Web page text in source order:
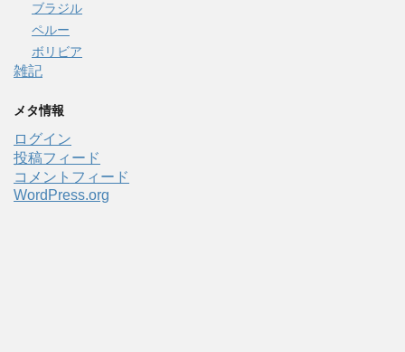
ブラジル
ペルー
ボリビア
雑記
メタ情報
ログイン
投稿フィード
コメントフィード
WordPress.org